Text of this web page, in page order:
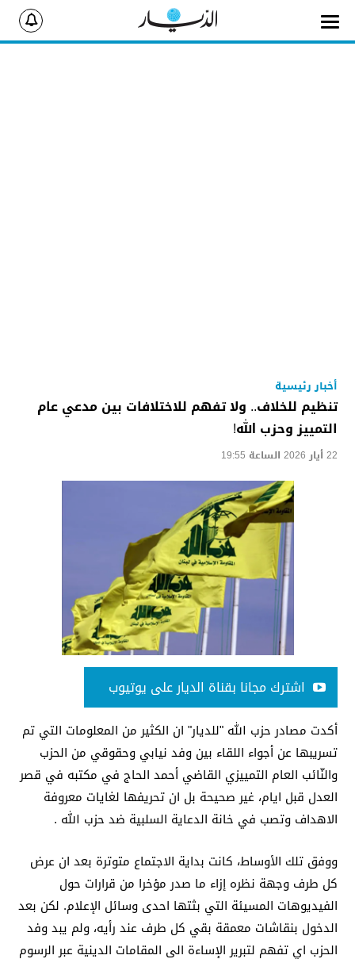
أخبار رئيسية
تنظيم للخلاف.. ولا تفهم للاختلافات بين مدعي عام
التمييز وحزب الله!
22 أيار 2026 الساعة 19:55
اشترك مجانا بقناة الديار على يوتيوب
أكدت مصادر حزب الله "للديار" ان الكثير من المعلومات التي تم
تسريبها عن أجواء اللقاء بين وفد نيابي وحقوقي من الحزب
والنّائب العام التمييزي القاضي أحمد الحاج في مكتبه في قصر
العدل قبل ايام، غير صحيحة بل ان تحريفها لغايات معروفة
الاهداف وتصب في خانة الدعاية السلبية ضد حزب الله .
ووفق تلك الأوساط، كانت بداية الاجتماع متوترة بعد ان عرض
كل طرف وجهة نظره إزاء ما صدر مؤخرا من قرارات حول
الفيديوهات المسيئة التي بثتها احدى وسائل الإعلام. لكن بعد
الدخول بنقاشات معمقة بقي كل طرف عند رأيه، ولم يبد وفد
الحزب اي تفهم لتبرير الإساءة الى المقامات الدينية عبر الرسوم